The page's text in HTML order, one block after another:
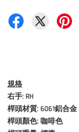
規格
右手: RH
桿頭材質: 6061鋁合金
桿頭顏色: 咖啡色